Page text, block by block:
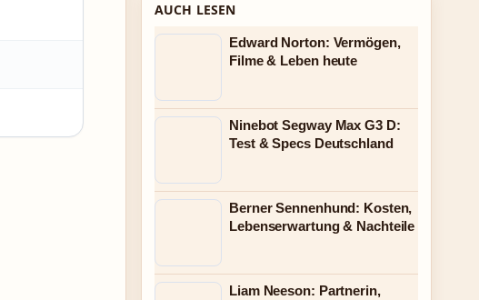
AUCH LESEN
Edward Norton: Vermögen,
Filme & Leben heute
Ninebot Segway Max G3 D:
Test & Specs Deutschland
Berner Sennenhund: Kosten,
Lebenserwartung & Nachteile
Liam Neeson: Partnerin,